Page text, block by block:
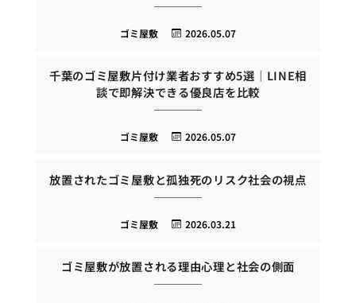
2026.05.07
ゴミ屋敷
千葉のゴミ屋敷片付け業者おすすめ5選｜LINE相
談で即解決できる優良店を比較
2026.05.07
ゴミ屋敷
放置されたゴミ屋敷と孤独死のリスク社会の視点
2026.03.21
ゴミ屋敷
ゴミ屋敷が放置される理由心理と社会の側面